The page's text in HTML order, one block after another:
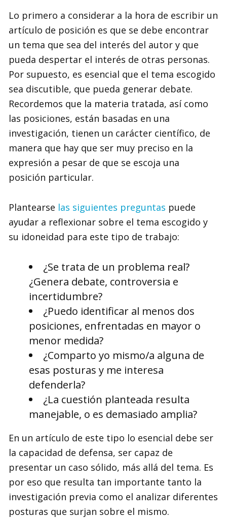
Lo primero a considerar a la hora de escribir un
artículo de posición es que se debe encontrar
un tema que sea del interés del autor y que
pueda despertar el interés de otras personas.
Por supuesto, es esencial que el tema escogido
sea discutible, que pueda generar debate.
Recordemos que la materia tratada, así como
las posiciones, están basadas en una
investigación, tienen un carácter científico, de
manera que hay que ser muy preciso en la
expresión a pesar de que se escoja una
posición particular.
Plantearse las siguientes preguntas puede
ayudar a reflexionar sobre el tema escogido y
su idoneidad para este tipo de trabajo:
¿Se trata de un problema real?
¿Genera debate, controversia e
incertidumbre?
¿Puedo identificar al menos dos
posiciones, enfrentadas en mayor o
menor medida?
¿Comparto yo mismo/a alguna de
esas posturas y me interesa
defenderla?
¿La cuestión planteada resulta
manejable, o es demasiado amplia?
En un artículo de este tipo lo esencial debe ser
la capacidad de defensa, ser capaz de
presentar un caso sólido, más allá del tema. Es
por eso que resulta tan importante tanto la
investigación previa como el analizar diferentes
posturas que surjan sobre el mismo.